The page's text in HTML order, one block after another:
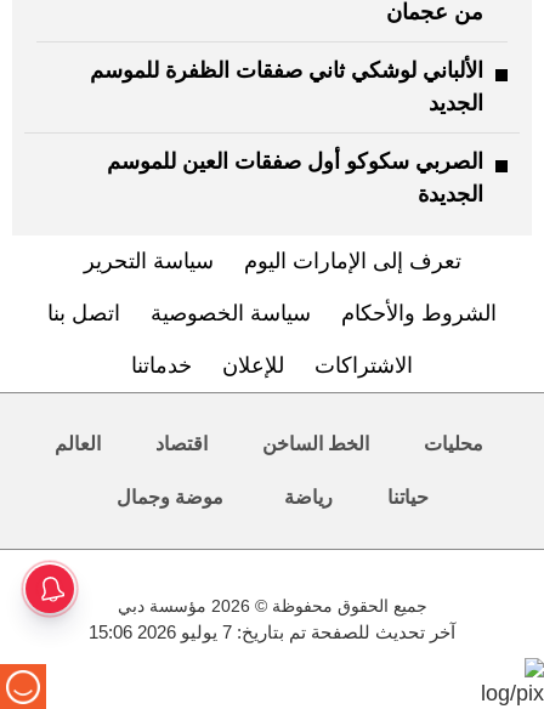
من عجمان
الألباني لوشكي ثاني صفقات الظفرة للموسم
الجديد
الصربي سكوكو أول صفقات العين للموسم
الجديدة
تعرف إلى الإمارات اليوم سياسة التحرير
الشروط والأحكام سياسة الخصوصية اتصل بنا
الاشتراكات للإعلان خدماتنا
محليات الخط الساخن اقتصاد العالم
حياتنا رياضة موضة وجمال
جميع الحقوق محفوظة © 2026 مؤسسة دبي
آخر تحديث للصفحة تم بتاريخ: 7 يوليو 2026 15:06